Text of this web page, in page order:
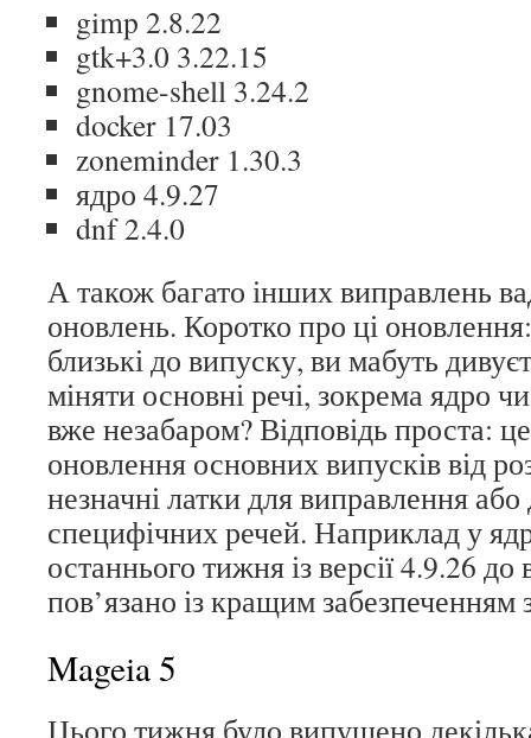
gimp 2.8.22
gtk+3.0 3.22.15
gnome-shell 3.24.2
docker 17.03
zoneminder 1.30.3
ядро 4.9.27
dnf 2.4.0
А також багато інших виправлень
оновлень. Коротко про ці
близькі до випуску, ви мабуть
міняти основні речі, зокрема ядро
вже незабаром? Відповідь проста:
оновлення основних випусків від
незначні латки для виправлення
специфічних речей. Наприклад у
останнього тижня із версії 4.9.26 до
пов’язано із кращим забезпеченням
Mageia 5
Цього тижня було випущено